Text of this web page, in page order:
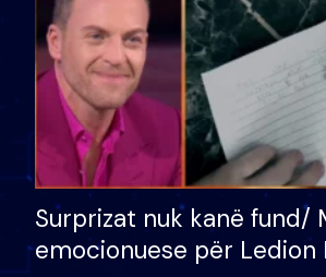
Surprizat nuk kanë fund/
emocionuese për Ledion